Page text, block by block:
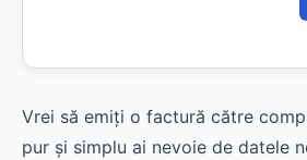
Vrei să emiți o factură către
pur și simplu ai nevoie de datele